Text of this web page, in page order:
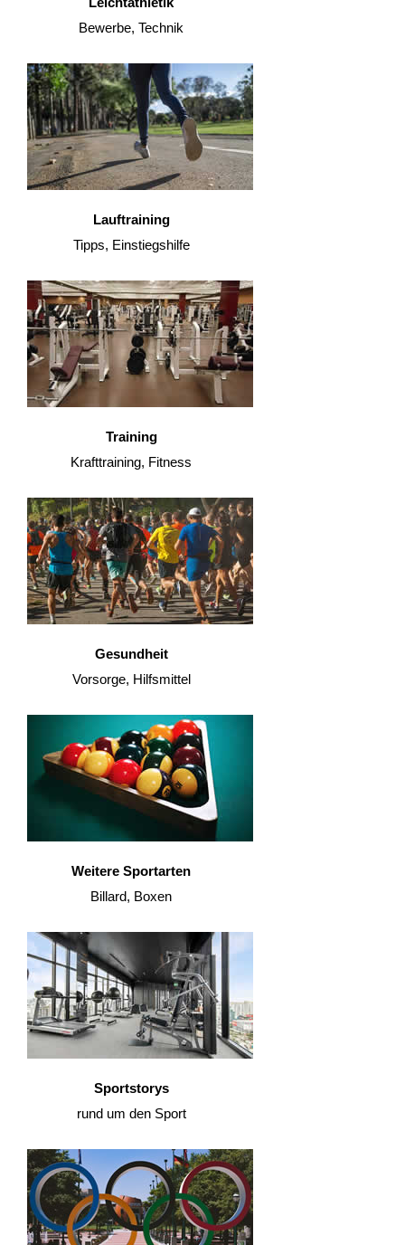
Bewerbe, Technik
Lauftraining
Tipps, Einstiegshilfe
Training
Krafttraining, Fitness
Gesundheit
Vorsorge, Hilfsmittel
Weitere Sportarten
Billard, Boxen
Sportstorys
rund um den Sport